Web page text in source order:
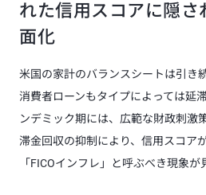
れた信用スコアに隠さ
面化
米国の家計のバランスシートは引き
消費者ローンもタイプによっては延
ンデミック期には、広範な財政刺激
滞金回収の抑制により、信用スコア
「FICOインフレ」と呼ぶべき現象が